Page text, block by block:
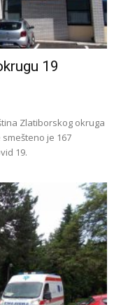
19
Zlatiborskog okruga
je 167
19.